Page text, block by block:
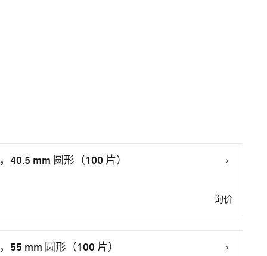
40.5 mm 圆形（100 片）
询价
55 mm 圆形（100 片）